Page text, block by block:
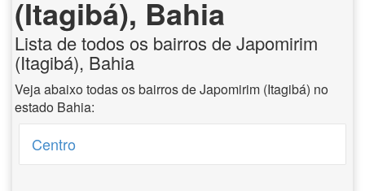
(Itagibá), Bahia
Lista de todos os bairros de Japomirim
(Itagibá), Bahia
Veja abaixo todas os bairros de Japomirim (Itagibá) no
estado Bahia:
Centro